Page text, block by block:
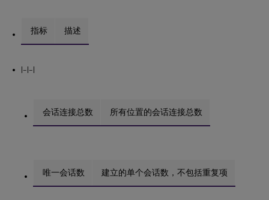
指标 描述
|–|–|
会话连接总数 所有位置的会话连接总数
唯一会话数 建立的单个会话数，不包括重复项